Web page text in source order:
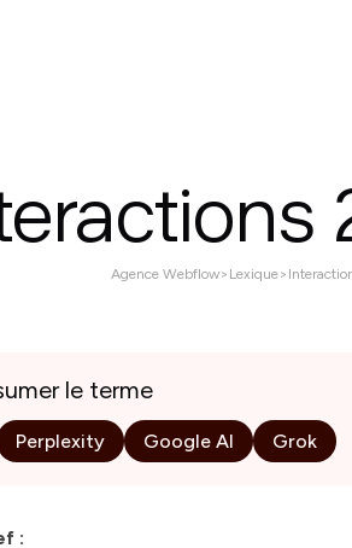
Agence Webflow> Lexique>
le terme
Perplexity Google AI Grok
: